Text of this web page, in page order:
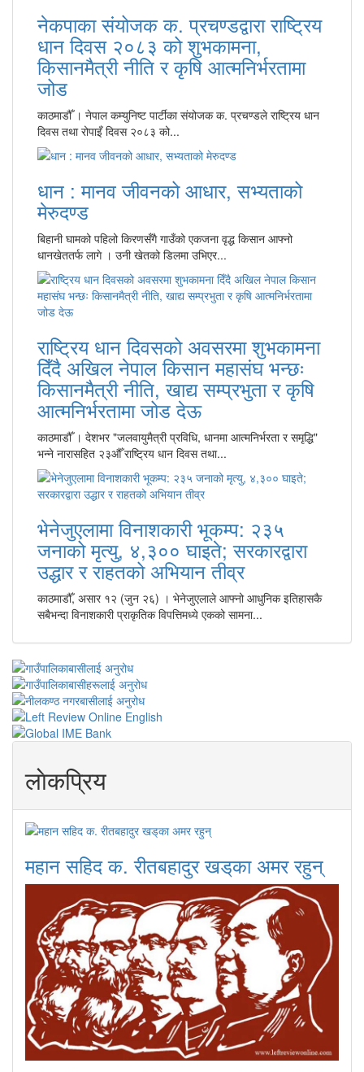
नेकपाका संयोजक क. प्रचण्डद्वारा राष्ट्रिय
धान दिवस २०८३ को शुभकामना,
किसानमैत्री नीति र कृषि आत्मनिर्भरतामा
जोड
काठमाडौँ । नेपाल कम्युनिष्ट पार्टीका संयोजक क. प्रचण्डले राष्ट्रिय धान
दिवस तथा रोपाइँ दिवस २०८३ को...
धान : मानव जीवनको आधार, सभ्यताको
मेरुदण्ड
बिहानी घामको पहिलो किरणसँगै गाउँको एकजना वृद्ध किसान आफ्नो
धानखेततर्फ लागे । उनी खेतको डिलमा उभिएर...
राष्ट्रिय धान दिवसको अवसरमा शुभकामना
दिँदै अखिल नेपाल किसान महासंघ भन्छः
किसानमैत्री नीति, खाद्य सम्प्रभुता र कृषि
आत्मनिर्भरतामा जोड देऊ
काठमाडौँ । देशभर "जलवायुमैत्री प्रविधि, धानमा आत्मनिर्भरता र समृद्धि"
भन्ने नारासहित २३औँ राष्ट्रिय धान दिवस तथा...
भेनेजुएलामा विनाशकारी भूकम्प: २३५
जनाको मृत्यु, ४,३०० घाइते; सरकारद्वारा
उद्धार र राहतको अभियान तीव्र
काठमाडौँ, असार १२ (जुन २६) । भेनेजुएलाले आफ्नो आधुनिक इतिहासकै
सबैभन्दा विनाशकारी प्राकृतिक विपत्तिमध्ये एकको सामना...
लाेकप्रिय
महान सहिद क. रीतबहादुर खड्‌का अमर रहुन्